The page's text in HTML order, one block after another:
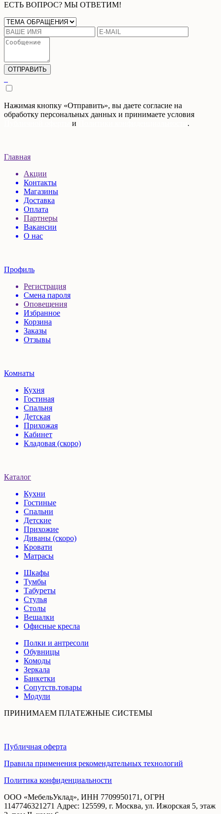
ЕСТЬ ВОПРОС? МЫ ОТВЕТИМ!
Нажимая кнопку «Отправить», вы даете согласие на
обработку персональных данных и принимаете условия
и .
Главная
Акции
Контакты
Магазины
Доставка
Оплата
Партнеры
Вакансии
О нас
Профиль
Регистрация
Смена пароля
Оповещения
Избранное
Корзина
Заказы
Отзывы
Комнаты
Кухня
Гостиная
Спальня
Детская
Прихожая
Кабинет
Кладовая (скоро)
Каталог
Кухни
Гостиные
Спальни
Детские
Прихожие
Диваны (скоро)
Кровати
Матрасы
Шкафы
Тумбы
Табуреты
Стулья
Столы
Вешалки
Офисные кресла
Полки и антресоли
Обувницы
Комоды
Зеркала
Банкетки
Сопутств.товары
Модули
ПРИНИМАЕМ ПЛАТЕЖНЫЕ СИСТЕМЫ
Публичная оферта
Правила применения рекомендательных технологий
Политика конфиденциальности
ООО «МебельУклад», ИНН 7709950171, ОГРН
1147746321271 Адрес: 125599, г. Москва, ул. Ижорская 5, этаж